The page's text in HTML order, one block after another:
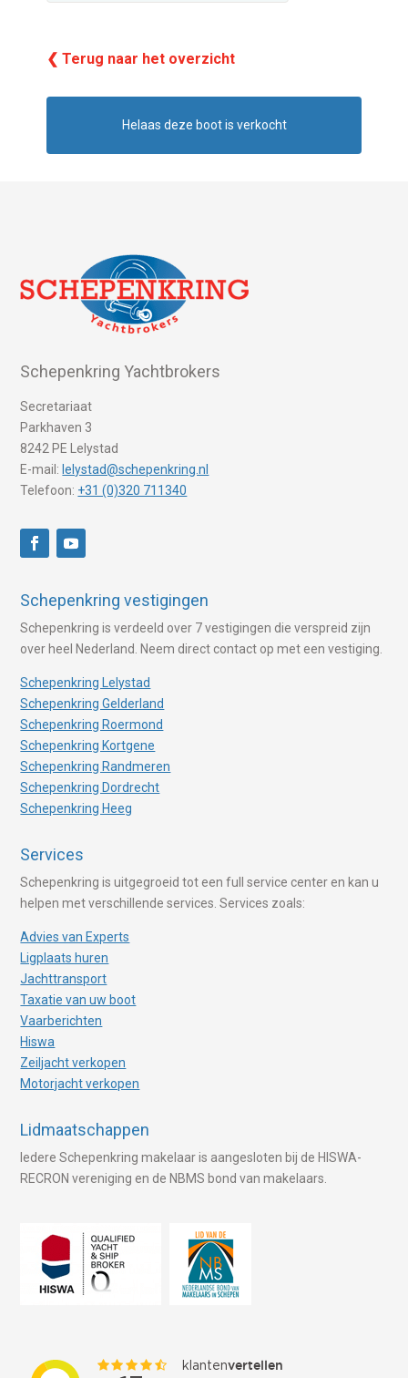
❮ Terug naar het overzicht
Helaas deze boot is verkocht
Schepenkring Yachtbrokers
Secretariaat
Parkhaven 3
8242 PE Lelystad
E-mail: lelystad@schepenkring.nl
Telefoon: +31 (0)320 711340
Schepenkring vestigingen
Schepenkring is verdeeld over 7 vestigingen die verspreid zijn
over heel Nederland. Neem direct contact op met een vestiging.
Schepenkring Lelystad
Schepenkring Gelderland
Schepenkring Roermond
Schepenkring Kortgene
Schepenkring Randmeren
Schepenkring Dordrecht
Schepenkring Heeg
Services
Schepenkring is uitgegroeid tot een full service center en kan u
helpen met verschillende services. Services zoals:
Advies van Experts
Ligplaats huren
Jachttransport
Taxatie van uw boot
Vaarberichten
Hiswa
Zeiljacht verkopen
Motorjacht verkopen
Lidmaatschappen
Iedere Schepenkring makelaar is aangesloten bij de HISWA-
RECRON vereniging en de NBMS bond van makelaars.